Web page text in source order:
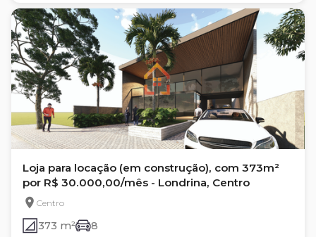
Loja para locação (em construção), com 373m²
por R$ 30.000,00/mês - Londrina, Centro
Centro
373 m² 8